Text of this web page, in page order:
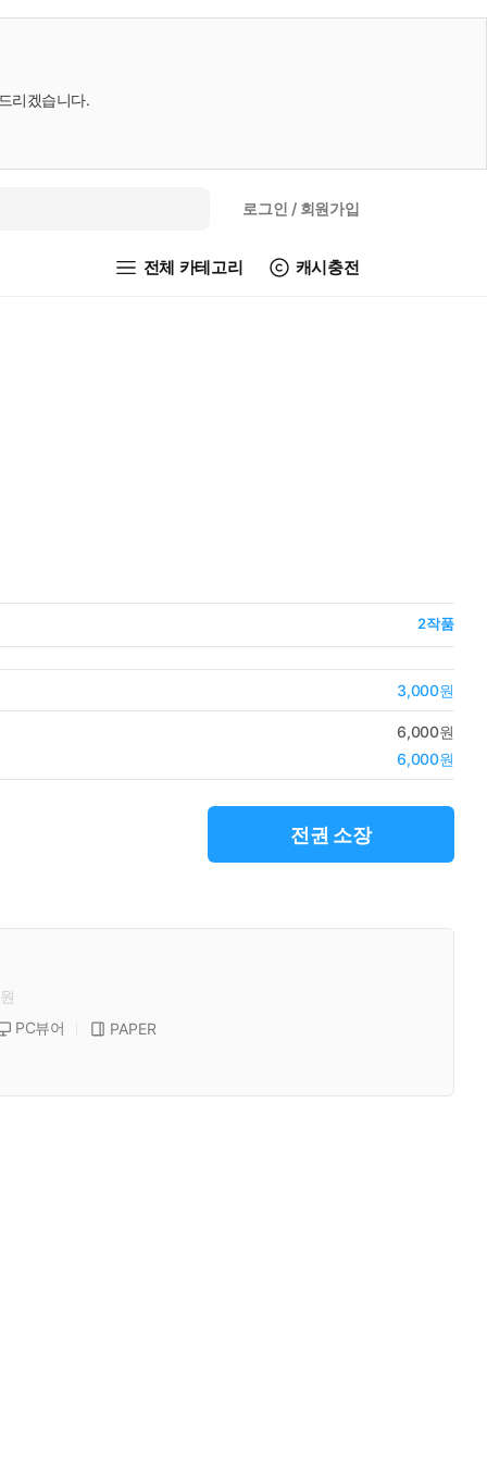
리겠습니다.
로그인 / 회원가입
전체 카테고리 캐시충전
2작품
3,000원
6,000원
6,000원
전권 소장
PC뷰어 PAPER